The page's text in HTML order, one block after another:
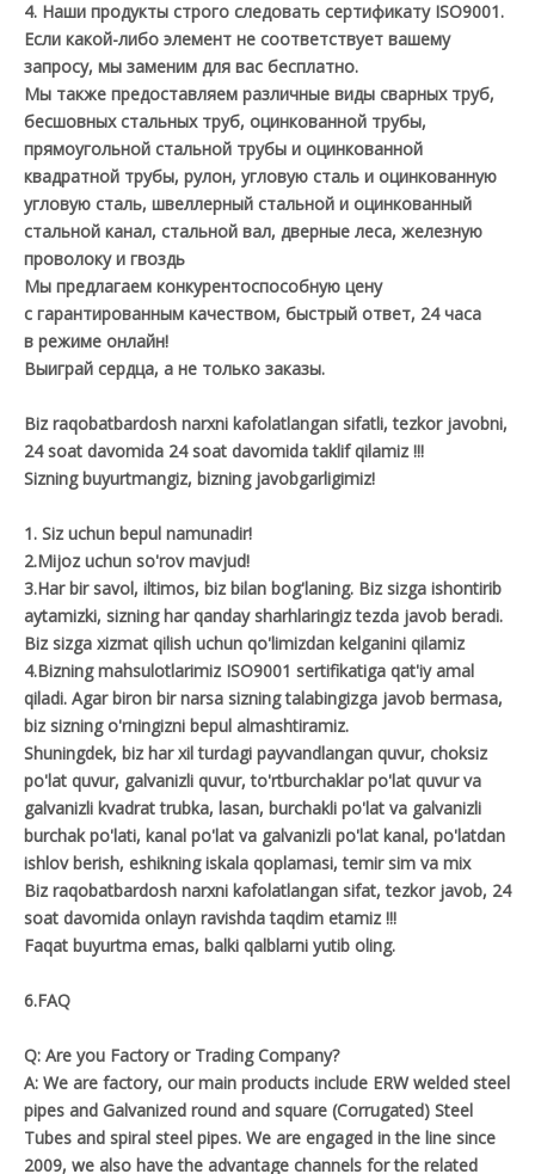
4. Наши продукты строго следовать сертификату ISO9001.
Если какой-либо элемент не соответствует вашему
запросу, мы заменим для вас бесплатно.
Мы также предоставляем различные виды сварных труб,
бесшовных стальных труб, оцинкованной трубы,
прямоугольной стальной трубы и оцинкованной
квадратной трубы, рулон, угловую сталь и оцинкованную
угловую сталь, швеллерный стальной и оцинкованный
стальной канал, стальной вал, дверные леса, железную
проволоку и гвоздь
Мы предлагаем конкурентоспособную цену
с гарантированным качеством, быстрый ответ, 24 часа
в режиме онлайн!
Выиграй сердца, а не только заказы.
Biz raqobatbardosh narxni kafolatlangan sifatli, tezkor javobni,
24 soat davomida 24 soat davomida taklif qilamiz !!!
Sizning buyurtmangiz, bizning javobgarligimiz!
1. Siz uchun bepul namunadir!
2.Mijoz uchun so'rov mavjud!
3.Har bir savol, iltimos, biz bilan bog'laning. Biz sizga ishontirib
aytamizki, sizning har qanday sharhlaringiz tezda javob beradi.
Biz sizga xizmat qilish uchun qo'limizdan kelganini qilamiz
4.Bizning mahsulotlarimiz ISO9001 sertifikatiga qat'iy amal
qiladi. Agar biron bir narsa sizning talabingizga javob bermasa,
biz sizning o'rningizni bepul almashtiramiz.
Shuningdek, biz har xil turdagi payvandlangan quvur, choksiz
po'lat quvur, galvanizli quvur, to'rtburchaklar po'lat quvur va
galvanizli kvadrat trubka, lasan, burchakli po'lat va galvanizli
burchak po'lati, kanal po'lat va galvanizli po'lat kanal, po'latdan
ishlov berish, eshikning iskala qoplamasi, temir sim va mix
Biz raqobatbardosh narxni kafolatlangan sifat, tezkor javob, 24
soat davomida onlayn ravishda taqdim etamiz !!!
Faqat buyurtma emas, balki qalblarni yutib oling.
6.FAQ
Q: Are you Factory or Trading Company?
A: We are factory, our main products include ERW welded steel
pipes and Galvanized round and square (Corrugated) Steel
Tubes and spiral steel pipes. We are engaged in the line since
2009, we also have the advantage channels for the related